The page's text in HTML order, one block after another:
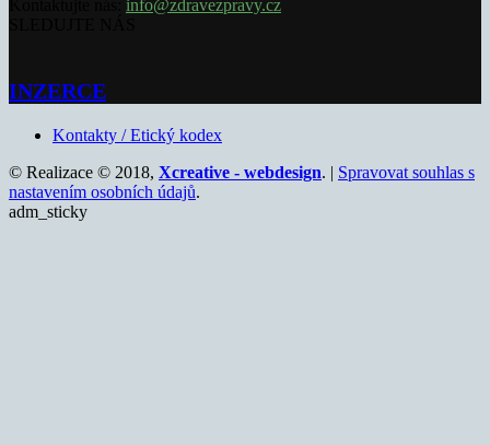
info@zdravezpravy.cz
INZERCE
Kontakty / Etický kodex
© Realizace © 2018, Xcreative - webdesign. | Spravovat souhlas s
nastavením osobních údajů.
adm_sticky